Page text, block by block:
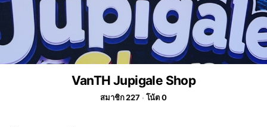
VanTH Jupigale Shop
สมาชิก 227 โน้ต 0